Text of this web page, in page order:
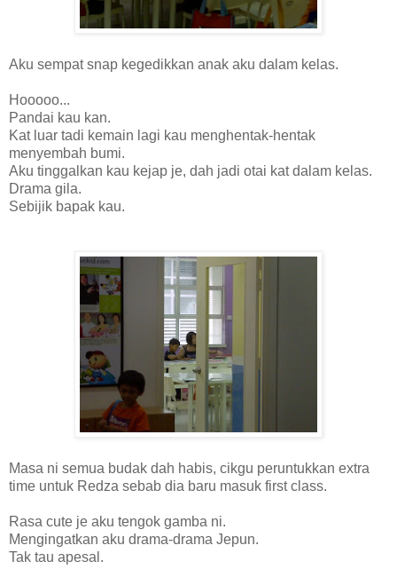
Aku sempat snap kegedikkan anak aku dalam kelas.
Hooooo...
Pandai kau kan.
Kat luar tadi kemain lagi kau menghentak-hentak
menyembah bumi.
Aku tinggalkan kau kejap je, dah jadi otai kat dalam kelas.
Drama gila.
Sebijik bapak kau.
Masa ni semua budak dah habis, cikgu peruntukkan extra
time untuk Redza sebab dia baru masuk first class.
Rasa cute je aku tengok gamba ni.
Mengingatkan aku drama-drama Jepun.
Tak tau apesal.